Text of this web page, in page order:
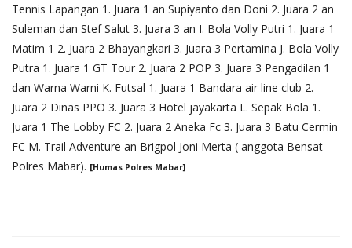
Tennis Lapangan 1. Juara 1 an Supiyanto dan Doni 2. Juara 2 an
Suleman dan Stef Salut 3. Juara 3 an I. Bola Volly Putri 1. Juara 1
Matim 1 2. Juara 2 Bhayangkari 3. Juara 3 Pertamina J. Bola Volly
Putra 1. Juara 1 GT Tour 2. Juara 2 POP 3. Juara 3 Pengadilan 1
dan Warna Warni K. Futsal 1. Juara 1 Bandara air line club 2.
Juara 2 Dinas PPO 3. Juara 3 Hotel jayakarta L. Sepak Bola 1.
Juara 1 The Lobby FC 2. Juara 2 Aneka Fc 3. Juara 3 Batu Cermin
FC M. Trail Adventure an Brigpol Joni Merta ( anggota Bensat
Polres Mabar). [Humas Polres Mabar]